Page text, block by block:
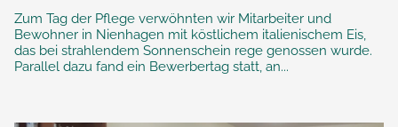
Zum Tag der Pflege verwöhnten wir Mitarbeiter und
Bewohner in Nienhagen mit köstlichem italienischem Eis,
das bei strahlendem Sonnenschein rege genossen wurde.
Parallel dazu fand ein Bewerbertag statt, an...